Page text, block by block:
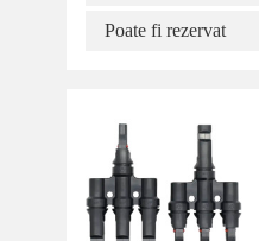
Poate fi rezervat